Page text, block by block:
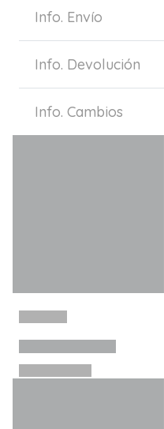
Info. Envío
Info. Devolución
Info. Cambios